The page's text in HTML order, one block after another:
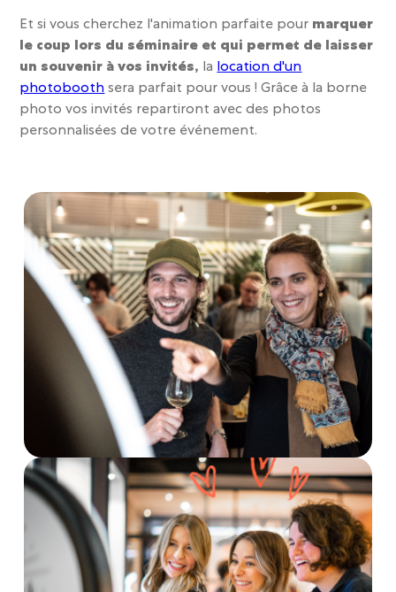
Et si vouscherchez l'animation parfaite pour marquer
le coup lors du séminaire et qui permet de laisser
un souvenir à vos invités, lalocation d'un
photoboothsera parfait pour vous ! Grâce à la borne
photo vos invités repartiront avec des photos
personnalisées de votre événement.